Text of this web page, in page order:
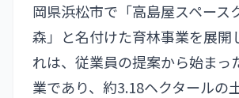
岡県浜松市で「高島屋スペース
森」と名付けた育林事業を展開
れは、従業員の提案から始まっ
業であり、約3.18ヘクタールの